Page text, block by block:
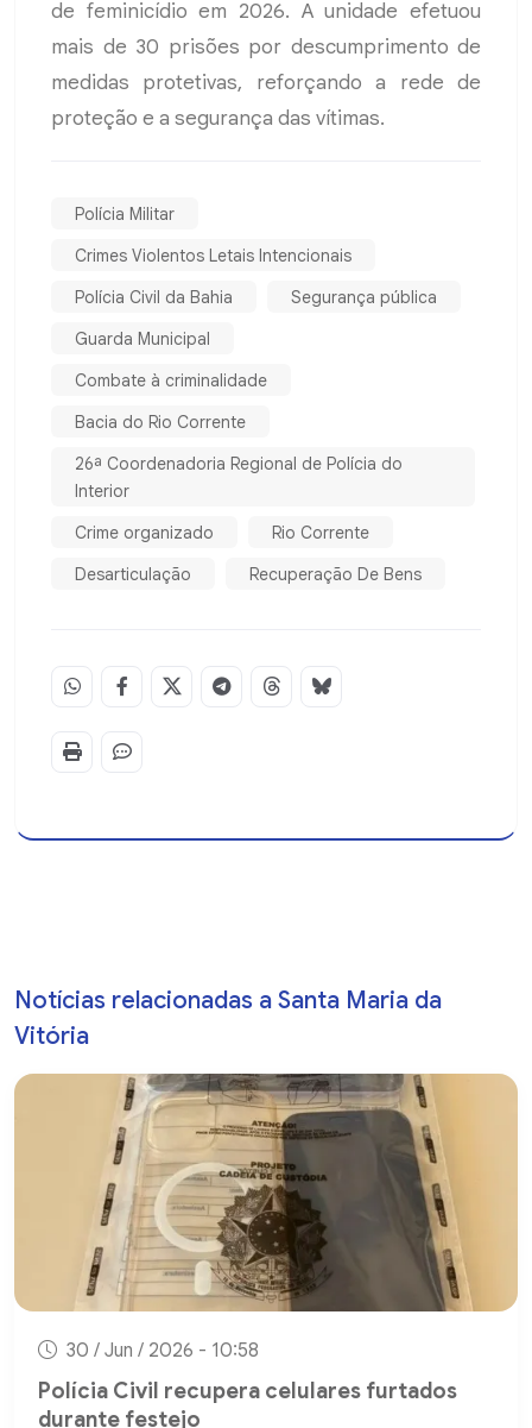
de feminicídio em 2026. A unidade efetuou
mais de 30 prisões por descumprimento de
medidas protetivas, reforçando a rede de
proteção e a segurança das vítimas.
Polícia Militar
Crimes Violentos Letais Intencionais
Polícia Civil da Bahia
Segurança pública
Guarda Municipal
Combate à criminalidade
Bacia do Rio Corrente
26ª Coordenadoria Regional de Polícia do
Interior
Crime organizado
Rio Corrente
Desarticulação
Recuperação De Bens
Notícias relacionadas a Santa Maria da
Vitória
30 / Jun / 2026 - 10:58
Polícia Civil recupera celulares furtados
durante festejo